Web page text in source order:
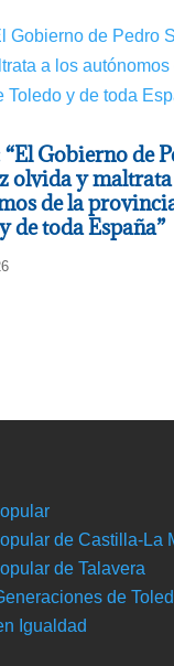
Gobierno de
olvida y maltrata
de la
de toda España”
de Castilla-La
de Talavera
de
Igualdad